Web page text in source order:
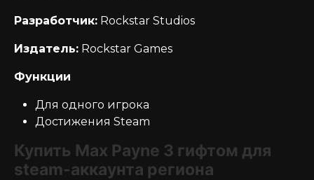
Разработчик: Rockstar Studios
Издатель: Rockstar Games
Функции
Для одного игрока
Достижения Steam
Купить Max Payne 3 гифтом для
steam-аккаунта региона